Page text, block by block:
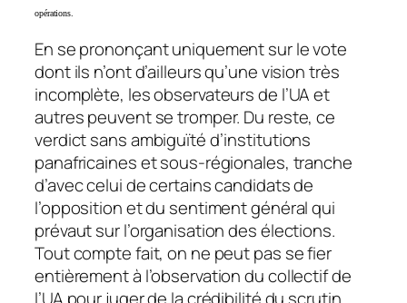
opérations.
En se prononçant uniquement sur le vote
dont ils n’ont d’ailleurs qu’une vision très
incomplète, les observateurs de l’UA et
autres peuvent se tromper. Du reste, ce
verdict sans ambiguïté d’institutions
panafricaines et sous-régionales, tranche
d’avec celui de certains candidats de
l’opposition et du sentiment général qui
prévaut sur l’organisation des élections.
Tout compte fait, on ne peut pas se fier
entièrement à l’observation du collectif de